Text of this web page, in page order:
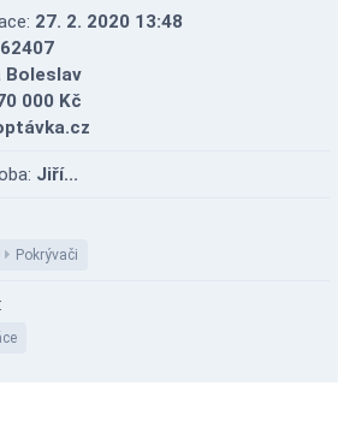
27. 2. 2020 13:48
62407
Boleslav
000 Kč
Jiří...
Pokrývači